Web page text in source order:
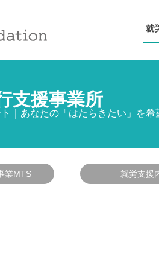
就
支援事業所
｜あなたの「はたらきたい」を希
業MTS 就労支援